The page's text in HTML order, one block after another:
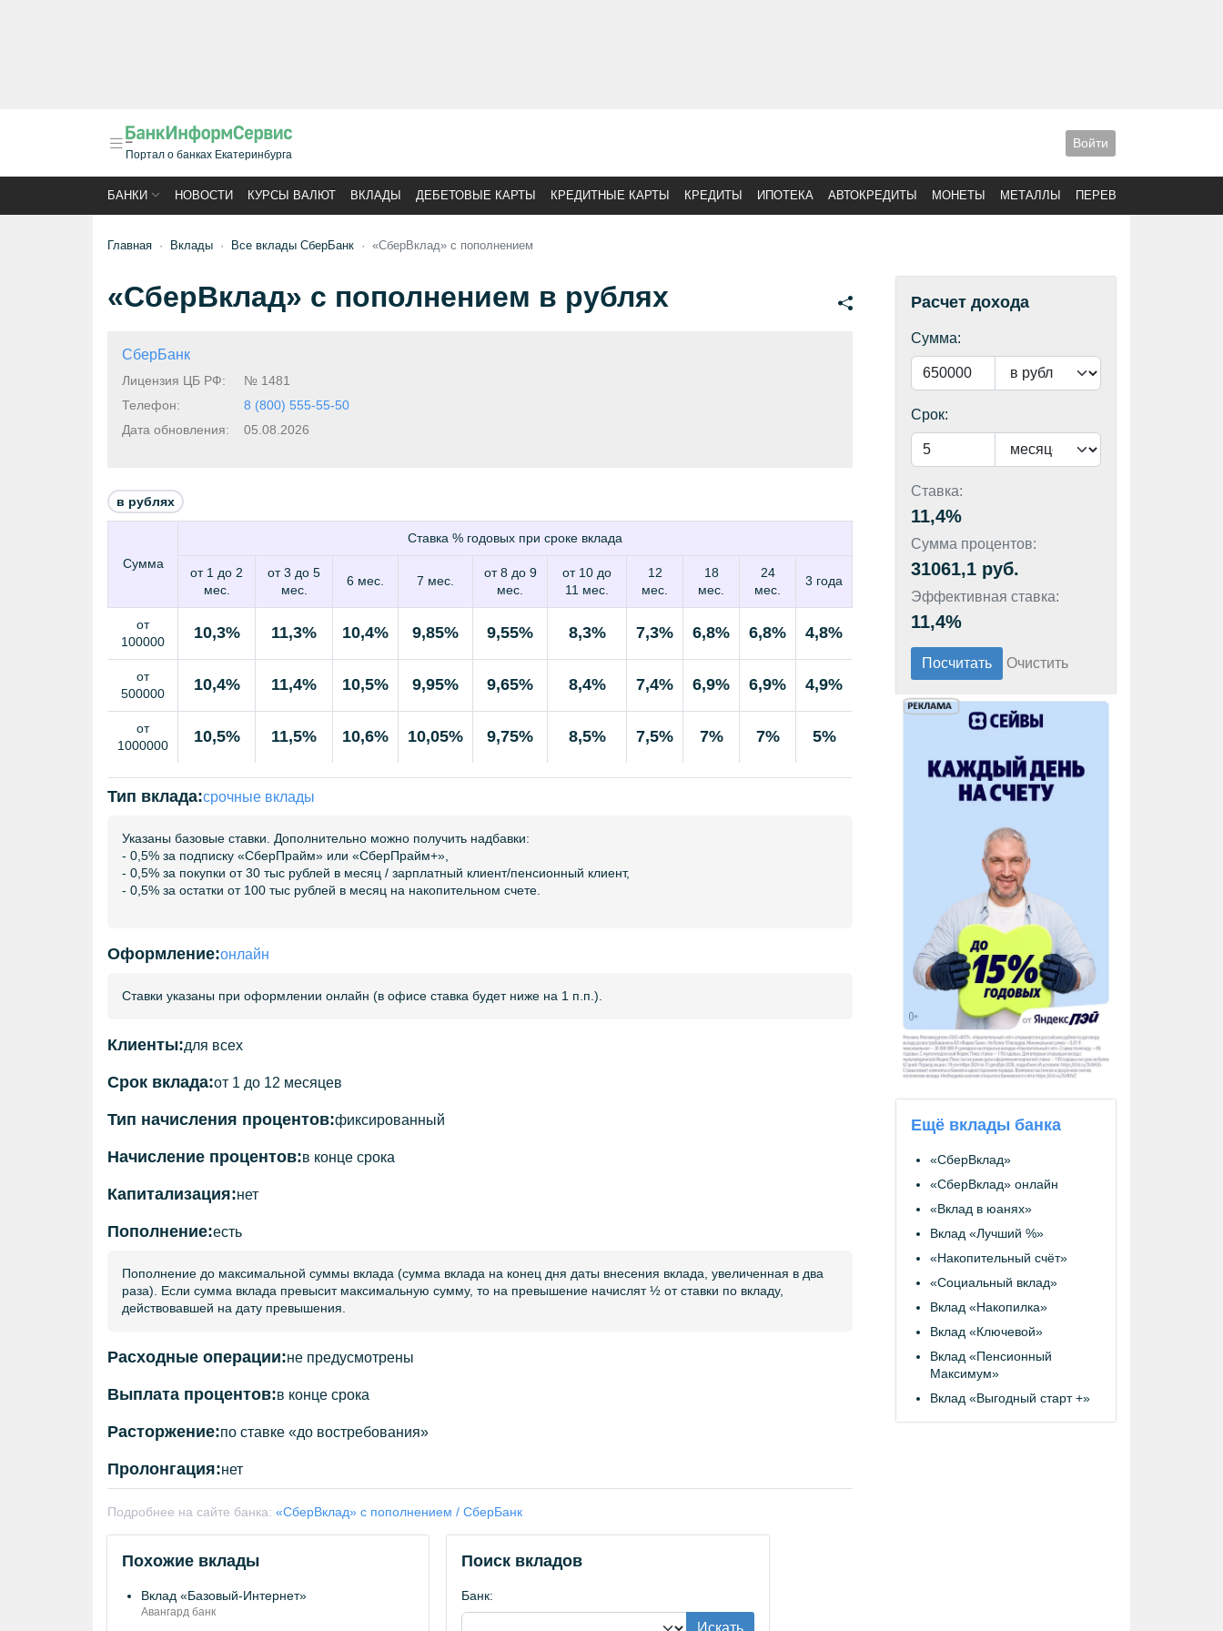
Портал о банках Екатеринбурга
Войти
БАНКИ НОВОСТИ КУРСЫ ВАЛЮТ ВКЛАДЫ ДЕБЕТОВЫЕ КАРТЫ КРЕДИТНЫЕ КАРТЫ КРЕДИТЫ ИПОТЕКА АВТОКРЕДИТЫ МОНЕТЫ МЕТАЛЛЫ ПЕРЕВОДЫ
Главная Вклады Все вклады СберБанк «СберВклад» с пополнением
«СберВклад» с пополнением в рублях
СберБанк
Лицензия ЦБ РФ:
№ 1481
Телефон:
8 (800) 555-55-50
Дата обновления:
05.08.2026
в рублях
Сумма
Ставка % годовых при сроке вклада
от 1 до 2
мес.
от 3 до 5
мес.
6 мес. 7 мес.
от 8 до 9
мес.
от 10 до
11 мес.
12
мес.
18
мес.
24
мес.
3 года
от
100000
10,3% 11,3% 10,4% 9,85% 9,55% 8,3% 7,3% 6,8% 6,8% 4,8%
от
500000
10,4% 11,4% 10,5% 9,95% 9,65% 8,4% 7,4% 6,9% 6,9% 4,9%
от
1000000
10,5% 11,5% 10,6% 10,05% 9,75% 8,5% 7,5% 7% 7% 5%
Тип вклада:срочные вклады
Указаны базовые ставки. Дополнительно можно получить надбавки:
- 0,5% за подписку «СберПрайм» или «СберПрайм+»,
- 0,5% за покупки от 30 тыс рублей в месяц / зарплатный клиент/пенсионный клиент,
- 0,5% за остатки от 100 тыс рублей в месяц на накопительном счете.
Оформление:онлайн
Ставки указаны при оформлении онлайн (в офисе ставка будет ниже на 1 п.п.).
Клиенты:для всех
Срок вклада:от 1 до 12 месяцев
Тип начисления процентов:фиксированный
Начисление процентов:в конце срока
Капитализация:нет
Пополнение:есть
Пополнение до максимальной суммы вклада (сумма вклада на конец дня даты внесения вклада, увеличенная в два
раза). Если сумма вклада превысит максимальную сумму, то на превышение начислят ½ от ставки по вкладу,
действовавшей на дату превышения.
Расходные операции:не предусмотрены
Выплата процентов:в конце срока
Расторжение:по ставке «до востребования»
Пролонгация:нет
Подробнее на сайте банка: «СберВклад» с пополнением / СберБанк
Расчет дохода
Сумма:
Срок:
Ставка:
11,4%
Сумма процентов:
31061,1 руб.
Эффективная ставка:
11,4%
Ещё вклады банка
«СберВклад»
«СберВклад» онлайн
«Вклад в юанях»
Вклад «Лучший %»
«Накопительный счёт»
«Социальный вклад»
Вклад «Накопилка»
Вклад «Ключевой»
Вклад «Пенсионный
Максимум»
Вклад «Выгодный старт +»
Похожие вклады
Вклад «Базовый-Интернет»
Авангард банк
Поиск вкладов
Банк: